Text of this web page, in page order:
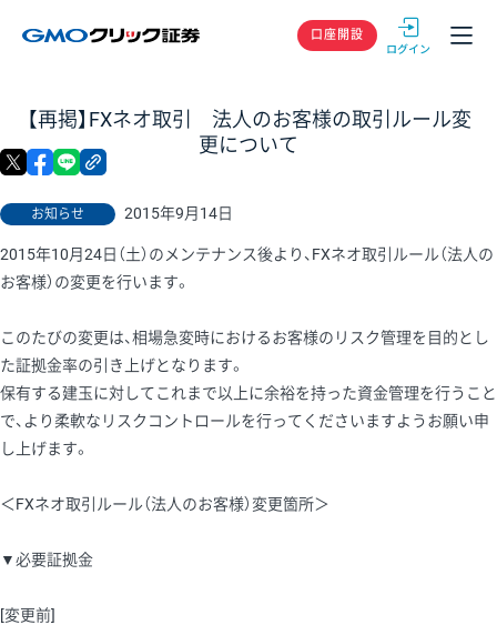
GMOクリック
口座開設
【再掲】FXネオ取引 法人のお客様の取引ルール変
更について
お知らせ 2015年9月14日
X facebook
2015年10月24日（土）のメンテナンス後より、FXネオ取引ルール（法人の
お客様）の変更を行います。
このたびの変更は、相場急変時におけるお客様のリスク管理を目的とし
た証拠金率の引き上げとなります。
保有する建玉に対してこれまで以上に余裕を持った資金管理を行うこと
で、より柔軟なリスクコントロールを行ってくださいますようお願い申
し上げます。
＜FXネオ取引ルール（法人のお客様）変更箇所＞
▼必要証拠金
[変更前]